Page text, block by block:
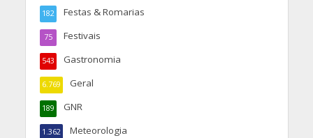
Festas & Romarias
182
Festivais
75
Gastronomia
543
Geral
6.769
GNR
189
Meteorologia
1.362